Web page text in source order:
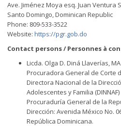
Ave. Jiménez Moya esq. Juan Ventura
Santo Domingo, Dominican Republic
Phone: 809-533-3522
Website: https://pgr.gob.do
Contact persons / Personnes à
Licda. Olga D. Diná Llaverías, MA
Procuradora General de Corte
Directora Nacional de la
Adolescentes y Familia (DINNAF)
Procuraduría General de la
Dirección: Avenida México No.
República Dominicana.